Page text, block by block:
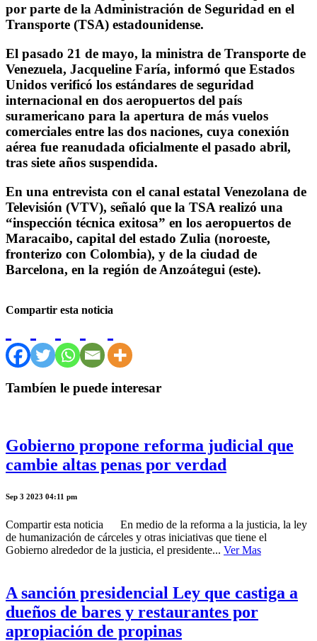
por parte de la Administración de Seguridad en el
Transporte (TSA) estadounidense.
El pasado 21 de mayo, la ministra de Transporte de
Venezuela, Jacqueline Faría, informó que Estados
Unidos verificó los estándares de seguridad
internacional en dos aeropuertos del país
suramericano para la apertura de más vuelos
comerciales entre las dos naciones, cuya conexión
aérea fue reanudada oficialmente el pasado abril,
tras siete años suspendida.
En una entrevista con el canal estatal Venezolana de
Televisión (VTV), señaló que la TSA realizó una
“inspección técnica exitosa” en los aeropuertos de
Maracaibo, capital del estado Zulia (noroeste,
fronterizo con Colombia), y de la ciudad de
Barcelona, en la región de Anzoátegui (este).
Compartir esta noticia
Tambíen le puede interesar
Gobierno propone reforma judicial que
cambie altas penas por verdad
Sep 3 2023 04:11 pm
Compartir esta noticia En medio de la reforma a la justicia, la ley
de humanización de cárceles y otras iniciativas que tiene el
Gobierno alrededor de la justicia, el presidente... Ver Mas
A sanción presidencial Ley que castiga a
dueños de bares y restaurantes por
apropiación de propinas